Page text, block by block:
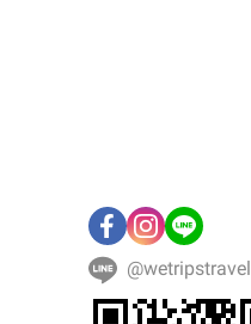
@wetripstravel